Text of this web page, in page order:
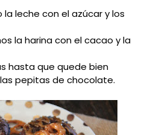
leche con el azúcar y los
la harina con el cacao y la
hasta que quede bien
pepitas de chocolate.